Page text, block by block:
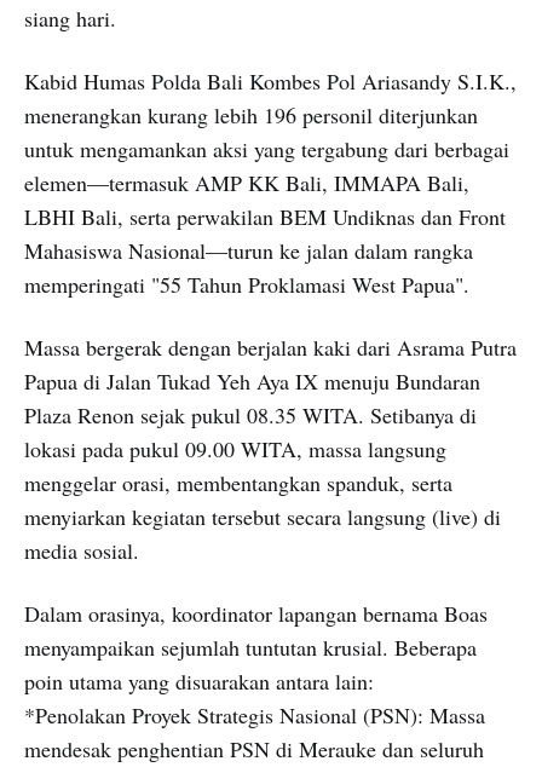
siang hari.
Kabid Humas Polda Bali Kombes Pol Ariasandy S.I.K.,
menerangkan kurang lebih 196 personil diterjunkan
untuk mengamankan aksi yang tergabung dari berbagai
elemen—termasuk AMP KK Bali, IMMAPA Bali,
LBHI Bali, serta perwakilan BEM Undiknas dan Front
Mahasiswa Nasional—turun ke jalan dalam rangka
memperingati "55 Tahun Proklamasi West Papua".
Massa bergerak dengan berjalan kaki dari Asrama Putra
Papua di Jalan Tukad Yeh Aya IX menuju Bundaran
Plaza Renon sejak pukul 08.35 WITA. Setibanya di
lokasi pada pukul 09.00 WITA, massa langsung
menggelar orasi, membentangkan spanduk, serta
menyiarkan kegiatan tersebut secara langsung (live) di
media sosial.
Dalam orasinya, koordinator lapangan bernama Boas
menyampaikan sejumlah tuntutan krusial. Beberapa
poin utama yang disuarakan antara lain:
*Penolakan Proyek Strategis Nasional (PSN): Massa
mendesak penghentian PSN di Merauke dan seluruh